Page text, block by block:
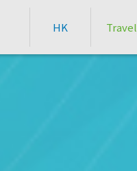
HK Travel